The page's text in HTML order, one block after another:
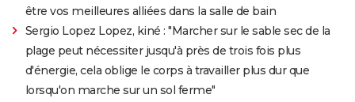
être vos meilleures alliées dans la salle de bain
Sergio Lopez Lopez, kiné : "Marcher sur le sable sec de la
plage peut nécessiter jusqu'à près de trois fois plus
d'énergie, cela oblige le corps à travailler plus dur que
lorsqu'on marche sur un sol ferme"